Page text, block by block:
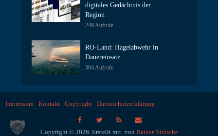
digitales Gedächtnis der
Region
249 Aufrufe
RO-Land: Hagelabwehr in
Dauereinsatz
304 Aufrufe
Impressum Kontakt Copyright Datenschutzerklärung
Copyright © 2026. Erstellt mit von Rainer Nitzsche